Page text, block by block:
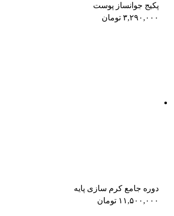
پکیج جوانساز پوست
۳,۲۹۰,۰۰۰ تومان
دوره جامع کرم‌ سازی پایه
۱۱,۵۰۰,۰۰۰ تومان